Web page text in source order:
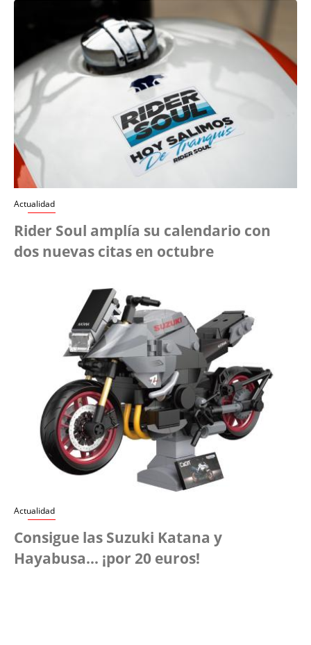
Actualidad
Rider Soul amplía su calendario con
dos nuevas citas en octubre
Actualidad
Consigue las Suzuki Katana y
Hayabusa... ¡por 20 euros!